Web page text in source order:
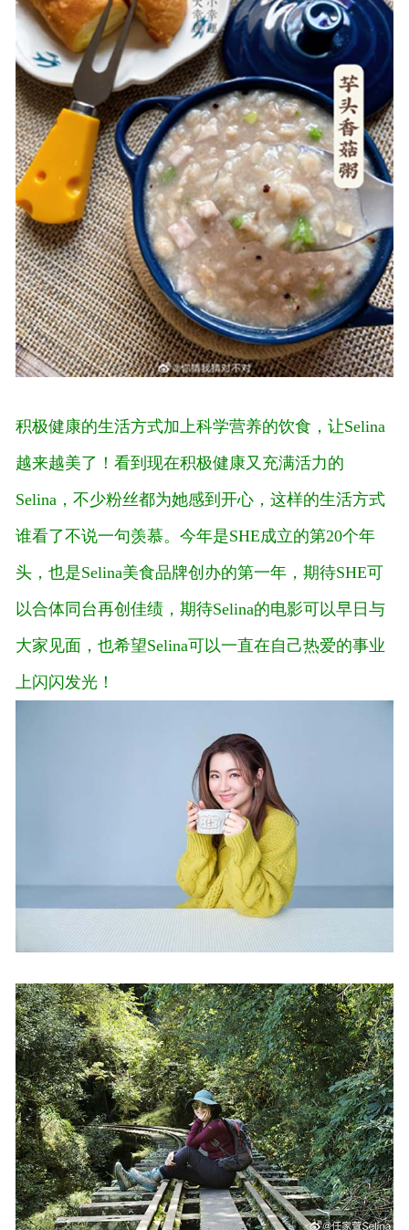
积极健康的生活方式加上科学营养的饮食，让Selina
越来越美了！看到现在积极健康又充满活力的
Selina，不少粉丝都为她感到开心，这样的生活方式
谁看了不说一句羡慕。今年是SHE成立的第20个年
头，也是Selina美食品牌创办的第一年，期待SHE可
以合体同台再创佳绩，期待Selina的电影可以早日与
大家见面，也希望Selina可以一直在自己热爱的事业
上闪闪发光！